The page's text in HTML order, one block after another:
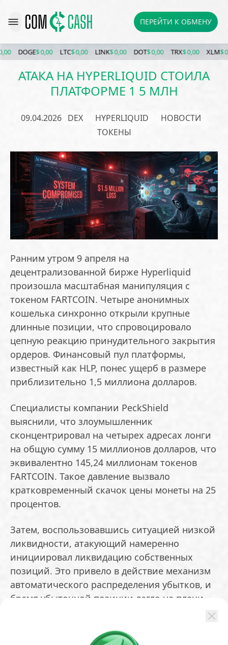
ПЕРЕЙТИ К ОБМЕНУ
DOGE$ 0,00 LTC $ 0,00 LINK$ 0,00 DOT$ 0,00 TRX$ 0,00 XLM$ 0,00
АТАКА НА HYPERLIQUID СТОИЛА
ПЛАТФОРМЕ 1 5 МЛН
09.04.2026 DEX HYPERLIQUID
НОВОСТИ
ТОКЕНЫ
Ранним утром 9 апреля на
децентрализованной бирже Hyperliquid
произошла масштабная манипуляция с
токеном FARTCOIN. Четыре анонимных
кошелька синхронно открыли крупные
длинные позиции, что спровоцировало
цепную реакцию принудительного закрытия
ордеров. Финансовый пул платформы,
известный как HLP, понес ущерб в размере
приблизительно 1,5 миллиона долларов.
Специалисты компании PeckShield
выяснили, что злоумышленник
сконцентрировал на четырех адресах лонги
на общую сумму 15 миллионов долларов, что
эквивалентно 145,24 миллионам токенов
FARTCOIN. Такое давление вызвало
кратковременный скачок цены монеты на 25
процентов.
Затем, воспользовавшись ситуацией низкой
ликвидности, атакующий намеренно
инициировал ликвидацию собственных
позиций. Это привело в действие механизм
автоматического распределения убытков, и
бремя убыточной позиции легло на плечи
На графиках видно, что после инцидента